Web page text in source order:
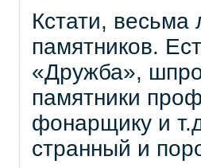
Кстати,
памятников.
«Дружба»,
памятники
фонарщику и
странный и